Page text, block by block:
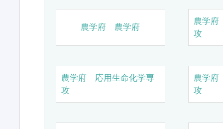
農学府 農学府
農学
攻
農学府 応用生命化学専
攻
農学
攻